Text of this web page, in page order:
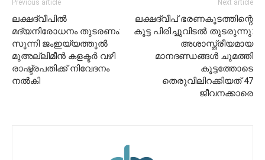
Previous article
ലക്ഷദ്വീപിൽ
മദ്യനിരോധനം തുടരണം:
സുന്നി ജംഇയ്യത്തുൽ
മുഅല്ലിമീൻ കളക്ടർ വഴി
രാഷ്ട്രപതിക്ക് നിവേദനം
നൽകി
Next article
ലക്ഷദ്വീപ് ഭരണകൂടത്തിന്റെ
കൂട്ട പിരിച്ചുവിടൽ തുടരുന്നു:
അശാസ്ത്രീയമായ
മാനദണ്ഡങ്ങൾ ചുമത്തി
കൂട്ടത്തോടെ
തെരുവിലിറക്കിയത് 47
ജീവനക്കാരെ